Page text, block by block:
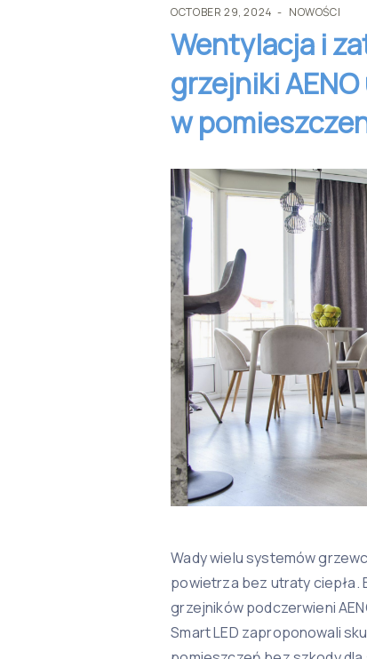
OCTOBER 29, 2024 NOWOŚCI
Wentylacja i
grzejniki
w
Wady wielu systemów
powietrza bez utraty
grzejników podczerwieni
Smart LED zaproponowali